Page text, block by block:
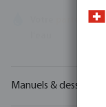
partenaire
Manuels & dessins